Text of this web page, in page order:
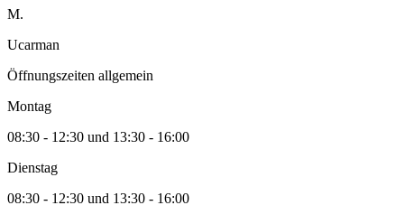
M.
Ucarman
Öffnungszeiten allgemein
Montag
08:30 - 12:30 und 13:30 - 16:00
Dienstag
08:30 - 12:30 und 13:30 - 16:00